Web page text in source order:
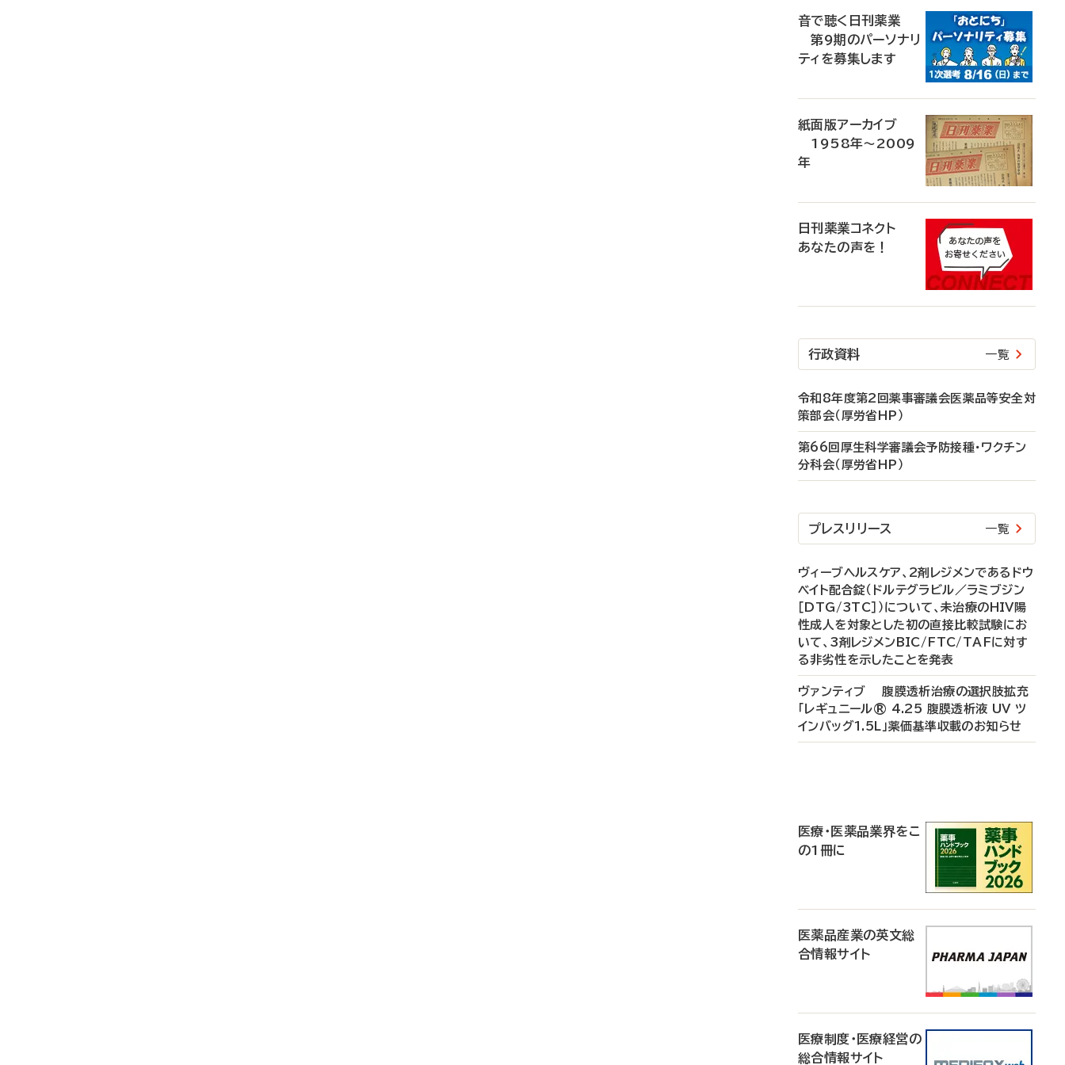
音で聴く日刊薬業
第9期のパーソナリ
ティを募集します
紙面版アーカイブ
1958年～2009
年
日刊薬業コネクト
あなたの声を！
行政資料 一覧
令和8年度第2回薬事審議会医薬品等安全対
策部会（厚労省HP）
第66回厚生科学審議会予防接種・ワクチン
分科会（厚労省HP）
プレスリリース 一覧
ヴィーブヘルスケア、2剤レジメンであるドウ
ベイト配合錠（ドルテグラビル／ラミブジン
［DTG/3TC］）について、未治療のHIV陽
性成人を対象とした初の直接比較試験にお
いて、3剤レジメンBIC/FTC/TAFに対す
る非劣性を示したことを発表
ヴァンティブ 腹膜透析治療の選択肢拡充
「レギュニール® 4.25 腹膜透析液 UV ツ
インバッグ1.5L」薬価基準収載のお知らせ
医療・医薬品業界をこ
の1冊に
医薬品産業の英文総
合情報サイト
医療制度・医療経営の
総合情報サイト